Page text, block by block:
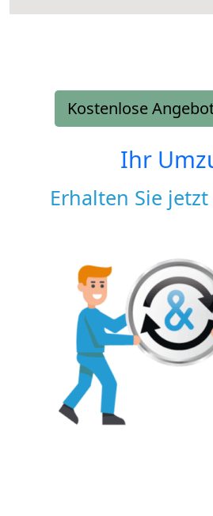
Kostenlose
Ihr
Erhalten Sie